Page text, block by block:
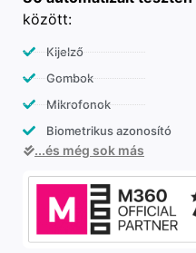
között:
Kijelző
Gombok
Mikrofonok
Biometrikus azonosító
...és még sok más